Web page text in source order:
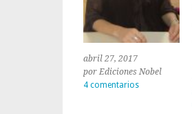
abril 27, 2017
por Ediciones Nobel
4 comentarios